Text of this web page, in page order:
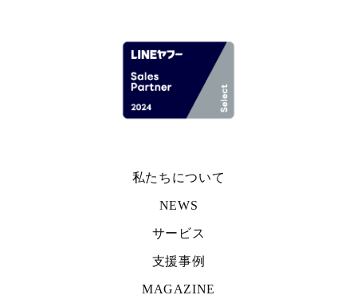
私たちについて
NEWS
サービス
支援事例
MAGAZINE